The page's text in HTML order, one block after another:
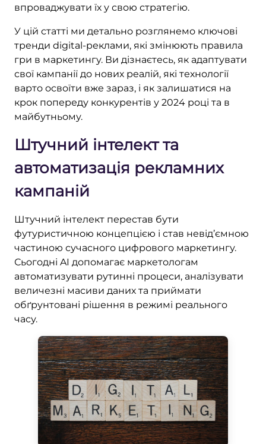
впроваджувати їх у свою стратегію.
У цій статті ми детально розглянемо ключові
тренди digital-реклами, які змінюють правила
гри в маркетингу. Ви дізнаєтесь, як адаптувати
свої кампанії до нових реалій, які технології
варто освоїти вже зараз, і як залишатися на
крок попереду конкурентів у 2024 році та в
майбутньому.
Штучний інтелект та
автоматизація рекламних
кампаній
Штучний інтелект перестав бути
футуристичною концепцією і став невід’ємною
частиною сучасного цифрового маркетингу.
Сьогодні AI допомагає маркетологам
автоматизувати рутинні процеси, аналізувати
величезні масиви даних та приймати
обґрунтовані рішення в режимі реального
часу.